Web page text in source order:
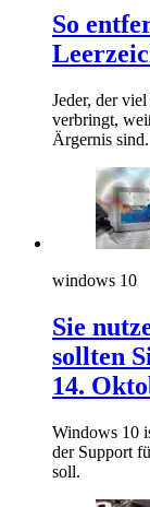
So
Jeder, der
verbringt,
Ärgernis sind.
windows 10
Sie
sollten
14.
Windows 10
der Support
soll.